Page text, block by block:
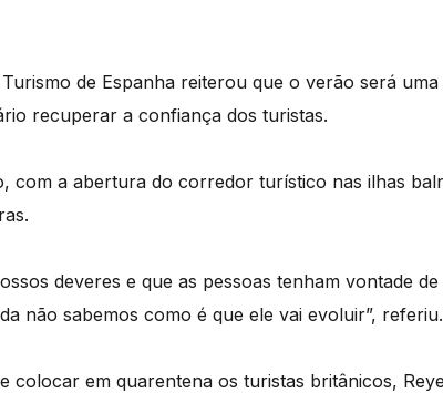
de Espanha reiterou que o verão será
recuperar a confiança dos turistas.
com a abertura do corredor turístico nas ilhas
deveres e que as pessoas tenham vontade
não sabemos como é que ele vai evoluir”, referiu.
colocar em quarentena os turistas britânicos,